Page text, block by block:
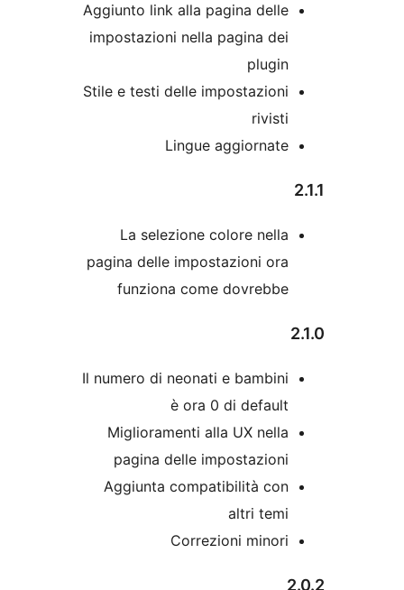
Aggiunto link alla pagina
impostazioni nella pagina
Stile e testi delle
Lingue
La selezione colore
pagina delle impostazioni
funziona come
Il numero di neonati e
Miglioramenti alla UX
pagina delle
Aggiunta compatibilità
Correzioni